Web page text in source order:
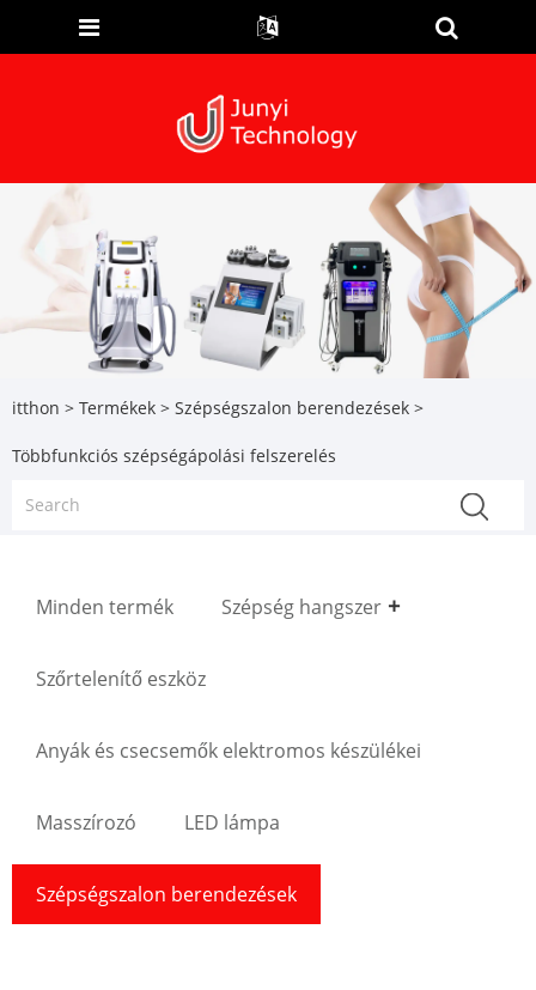
itthon > Termékek > Szépségszalon berendezések >
Többfunkciós szépségápolási felszerelés
Minden termék Szépség hangszer
Szőrtelenítő eszköz
Anyák és csecsemők elektromos készülékei
Masszírozó LED lámpa
Szépségszalon berendezések